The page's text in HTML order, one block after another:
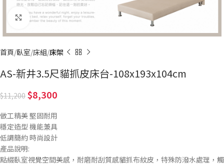
Click to enlarge
首頁 臥室 床組 床架
AS-新井3.5尺貓抓皮床台-108x193x104cm
11,200 8,300
做工精美 堅固耐用
穩定造型 機能兼具
低調簡約 時尚設計
產品說明:
點綴臥室視覺空間美感，耐磨耐刮質感貓抓布紋皮，特殊防潑水處理，觸